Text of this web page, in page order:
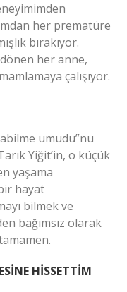
her prematüre
bırakıyor.
her anne,
çalışıyor.
umudu”nu
Yiğit’in, o küçük
yaşama
hayat
bilmek ve
bağımsız olarak
HİSSETTİM